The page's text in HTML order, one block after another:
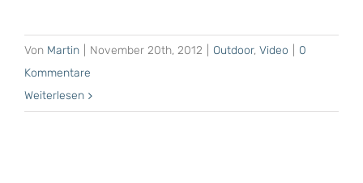
Von Martin November 20th, 2012 Outdoor, Video
0
Kommentare
Weiterlesen